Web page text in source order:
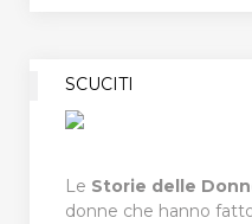
SCUCITI
Le Storie delle
donne che hanno